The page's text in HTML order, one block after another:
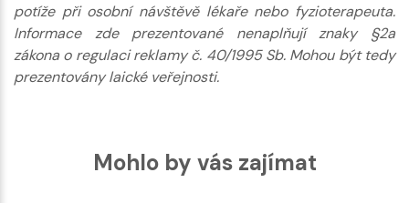
potíže při osobní návštěvě lékaře nebo fyzioterapeuta.
Informace zde prezentované nenaplňují znaky §2a
zákona o regulaci reklamy č. 40/1995 Sb. Mohou být tedy
prezentovány laické veřejnosti.
Mohlo by vás zajímat